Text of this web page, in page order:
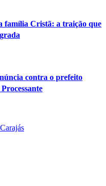
família Cristã: a traição que
contra o prefeito